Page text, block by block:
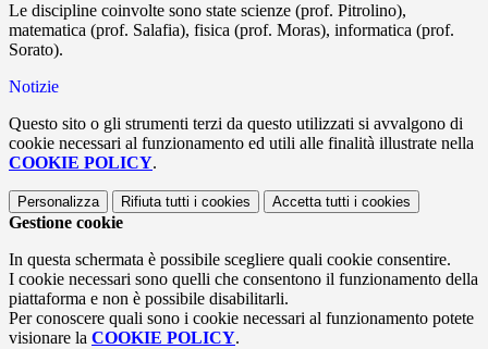
Le discipline coinvolte sono state scienze (prof. Pitrolino),
matematica (prof. Salafia), fisica (prof. Moras), informatica (prof.
Sorato).
Notizie
Questo sito o gli strumenti terzi da questo utilizzati si avvalgono di
cookie necessari al funzionamento ed utili alle finalità illustrate nella
COOKIE POLICY.
Personalizza Rifiuta tutti i cookies Accetta tutti i cookies
Gestione cookie
In questa schermata è possibile scegliere quali cookie consentire.
I cookie necessari sono quelli che consentono il funzionamento della
piattaforma e non è possibile disabilitarli.
Per conoscere quali sono i cookie necessari al funzionamento potete
visionare la COOKIE POLICY.